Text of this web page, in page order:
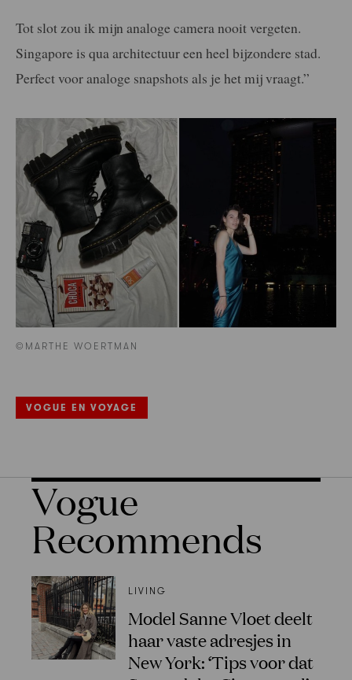
Tot slot zou ik mijn analoge camera nooit vergeten.
Singapore is qua architectuur een heel bijzondere stad.
Perfect voor analoge snapshots als je het mij vraagt.”
©MARTHE WOERTMAN
VOGUE EN VOYAGE
Vogue
Recommends
LIVING
Model Sanne Vloet deelt
haar vaste adresjes in
New York: ‘Tips voor dat